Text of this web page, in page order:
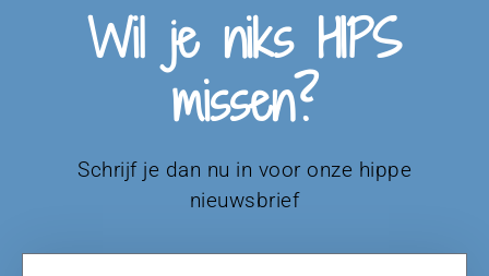
Wil je niks HIPS
missen?
Schrijf je dan nu in voor onze hippe
nieuwsbrief